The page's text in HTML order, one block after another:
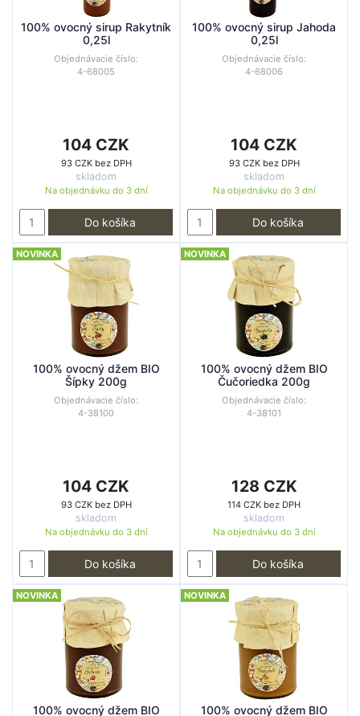
100% ovocný sirup Rakytník
0,25l
Objednávacie číslo:
4-68005
104 CZK
93 CZK bez DPH
skladom
Na objednávku do 3 dní
Do košíka
100% ovocný sirup Jahoda
0,25l
Objednávacie číslo:
4-68006
104 CZK
93 CZK bez DPH
skladom
Na objednávku do 3 dní
Do košíka
NOVINKA
100% ovocný džem BIO
Šípky 200g
Objednávacie číslo:
4-38100
104 CZK
93 CZK bez DPH
skladom
Na objednávku do 3 dní
Do košíka
NOVINKA
100% ovocný džem BIO
Čučoriedka 200g
Objednávacie číslo:
4-38101
128 CZK
114 CZK bez DPH
skladom
Na objednávku do 3 dní
Do košíka
NOVINKA
100% ovocný džem BIO
NOVINKA
100% ovocný džem BIO